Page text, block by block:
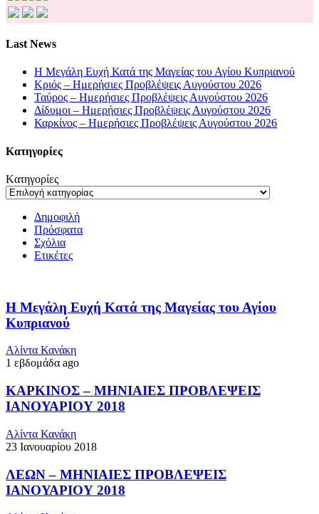
Last News
Η Μεγάλη Ευχή Κατά της Μαγείας του Αγίου Κυπριανού
Κριός – Ημερήσιες Προβλέψεις Αυγούστου 2026
Ταύρος – Ημερήσιες Προβλέψεις Αυγούστου 2026
Δίδυμοι – Ημερήσιες Προβλέψεις Αυγούστου 2026
Καρκίνος – Ημερήσιες Προβλέψεις Αυγούστου 2026
Kατηγορίες
Kατηγορίες
Δημοφιλή
Πρόσφατα
Σχόλια
Ετικέτες
Η Μεγάλη Ευχή Κατά της Μαγείας του Αγίου
Κυπριανού
Αλίντα Κανάκη
1 εβδομάδα ago
ΚΑΡΚΙΝΟΣ – ΜΗΝΙΑΙΕΣ ΠΡΟΒΛΕΨΕΙΣ
ΙΑΝΟΥΑΡΙΟΥ 2018
Αλίντα Κανάκη
23 Ιανουαρίου 2018
ΛΕΩΝ – ΜΗΝΙΑΙΕΣ ΠΡΟΒΛΕΨΕΙΣ
ΙΑΝΟΥΑΡΙΟΥ 2018